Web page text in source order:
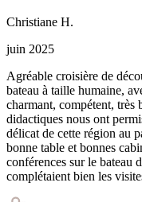
Christiane H.
juin 2025
Agréable croisière de
bateau à taille humaine,
charmant, compétent, très
didactiques nous ont
délicat de cette région au
bonne table et bonnes
conférences sur le bateau
complétaient bien les